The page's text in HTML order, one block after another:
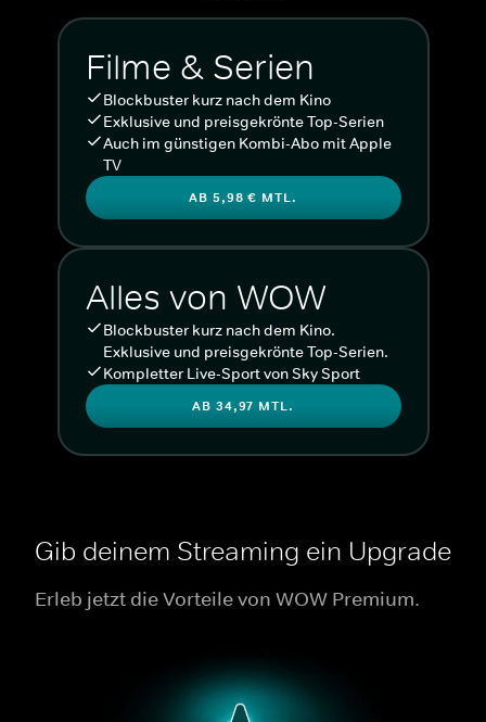
Filme & Serien
Blockbuster kurz nach dem Kino
Exklusive und preisgekrönte Top-Serien
Auch im günstigen Kombi-Abo mit Apple
TV
AB 5,98 € MTL.
Alles von WOW
Blockbuster kurz nach dem Kino.
Exklusive und preisgekrönte Top-Serien.
Kompletter Live-Sport von Sky Sport
AB 34,97 MTL.
Gib deinem Streaming ein Upgrade
Erleb jetzt die Vorteile von WOW Premium.